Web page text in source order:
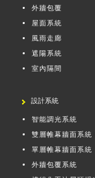
外牆包覆
屋面系統
風雨走廊
遮陽系統
室內隔間
設計系統
智能調光系統
雙層帷幕牆面系
單層帷幕牆面系統
外牆包覆系統